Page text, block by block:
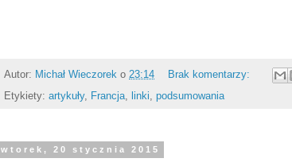
Autor: Michał Wieczorek o 23:14
Brak komentarzy:
Etykiety: artykuły, Francja, linki, podsumowania
wtorek, 20 stycznia 2015